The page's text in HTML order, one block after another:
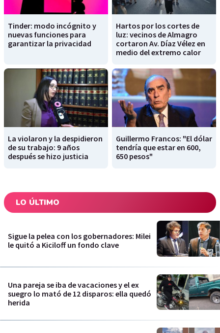
Tinder: modo incógnito y
nuevas funciones para
garantizar la privacidad
Hartos por los cortes de
luz: vecinos de Almagro
cortaron Av. Díaz Vélez en
medio del extremo calor
La violaron y la despidieron
de su trabajo: 9 años
después se hizo justicia
Guillermo Francos: "El dólar
tendría que estar en 600,
650 pesos"
LO ÚLTIMO
Sigue la pelea con los gobernadores: Milei
le quitó a Kiciloff un fondo clave
Una pareja se iba de vacaciones y el ex
suegro lo mató de 12 disparos: ella quedó
herida